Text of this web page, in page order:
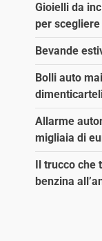
Gioielli da
per
Bevande
Bolli auto
Allarme
migliaia di
Il trucco
benzina